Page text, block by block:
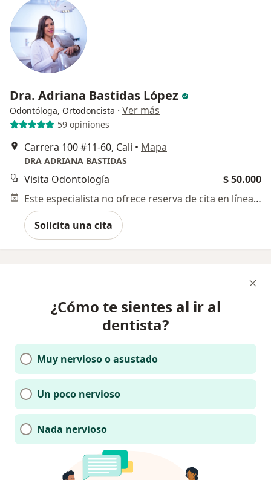
Dra. Adriana Bastidas López
Odontóloga, Ortodoncista · Ver más
59 opiniones
Carrera 100 #11-60, Cali • Mapa
DRA ADRIANA BASTIDAS
Visita Odontología
$ 50.000
Este especialista no ofrece reserva de cita en línea en esta dirección.
Solicita una cita
¿Cómo te sientes al ir al
dentista?
Muy nervioso o asustado
Un poco nervioso
Nada nervioso